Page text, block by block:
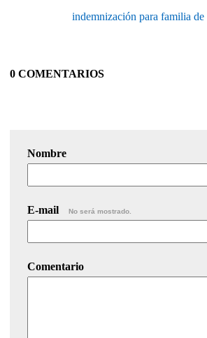
indemnización para familia de
0 COMENTARIOS
Nombre
E-mail No será mostrado.
Comentario